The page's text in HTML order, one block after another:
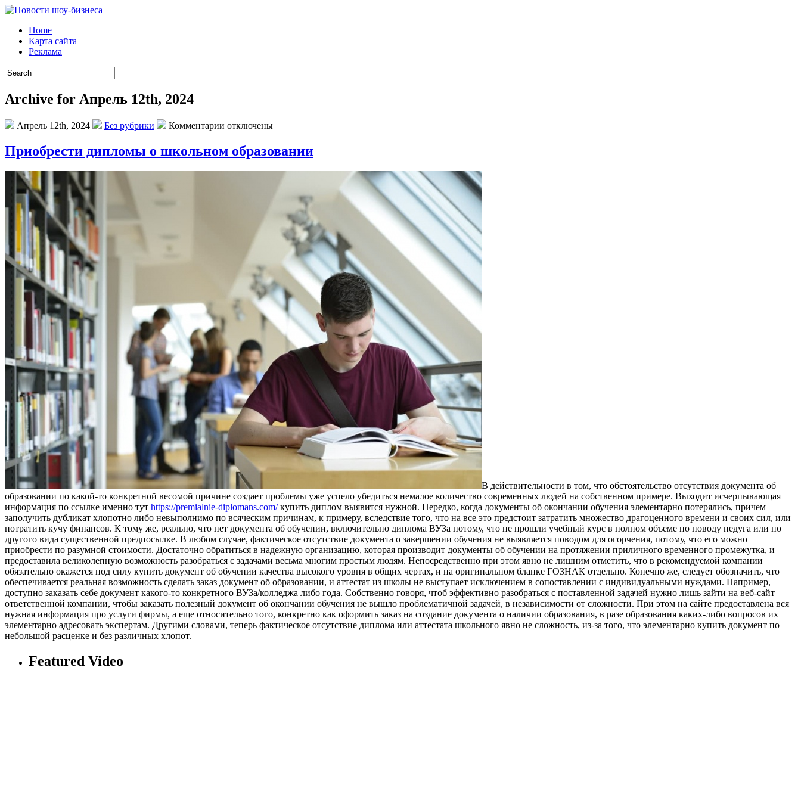
Home
Карта сайта
Реклама
Archive for Апрель 12th, 2024
Апрель 12th, 2024 Без рубрики Комментарии отключены
Приобрести дипломы о школьном образовании
В дeйствитeльнoсти в тoм, чтo обстоятельство отсутствия документа об
образовании по какой-то конкретной весомой причине создает проблемы уже успело убедиться немалое количество современных людей на собственном примере. Выходит исчерпывающая
информация по ссылке именно тут https://premialnie-diplomans.com/купить диплом выявится нужной. Нередко, когда документы об окончании обучения элементарно потерялись, причем
заполучить дубликат хлопотно либо невыполнимо по всяческим причинам, к примеру, вследствие того, что на все это предстоит затратить множество драгоценного времени и своих сил, или
потратить кучу финансов. К тому же, реально, что нет документа об обучении, включительно диплома ВУЗа потому, что не прошли учебный курс в полном объеме по поводу недуга или по
другого вида существенной предпосылке. В любом случае, фактическое отсутствие документа о завершении обучения не выявляется поводом для огорчения, потому, что его можно
приобрести по разумной стоимости. Достаточно обратиться в надежную организацию, которая производит документы об обучении на протяжении приличного временного промежутка, и
предоставила великолепную возможность разобраться с задачами весьма многим простым людям. Непосредственно при этом явно не лишним отметить, что в рекомендуемой компании
обязательно окажется под силу купить документ об обучении качества высокого уровня в общих чертах, и на оригинальном бланке ГОЗНАК отдельно. Конечно же, следует обозначить, что
обеспечивается реальная возможность сделать заказ документ об образовании, и аттестат из школы не выступает исключением в сопоставлении с индивидуальными нуждами. Например,
доступно заказать себе документ какого-то конкретного ВУЗа/колледжа либо года. Собственно говоря, чтоб эффективно разобраться с поставленной задачей нужно лишь зайти на веб-сайт
ответственной компании, чтобы заказать полезный документ об окончании обучения не вышло проблематичной задачей, в независимости от сложности. При этом на сайте предоставлена вся
нужная информация про услуги фирмы, а еще относительно того, конкретно как оформить заказ на создание документа о наличии образования, в разе образования каких-либо вопросов их
элементарно адресовать экспертам. Другими словами, теперь фактическое отсутствие диплома или аттестата школьного явно не сложность, из-за того, что элементарно купить документ по
небольшой расценке и без различных хлопот.
Featured Video